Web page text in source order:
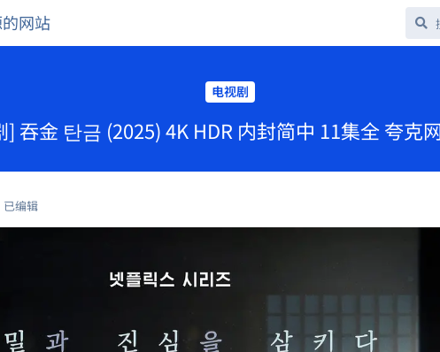
网站
电视剧
] 吞金 탄금 (2025) 4K HDR 内封简中 11集全 夸克
已编辑